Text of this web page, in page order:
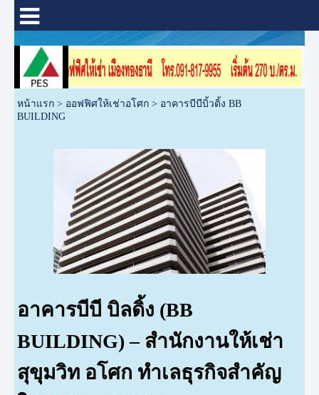
หน้าแรก > ออฟฟิศให้เช่าอโศก > อาคารบีบีบิ้วดิ้ง BB
BUILDING
อาคารบีบี บิลดิ้ง (BB
BUILDING) – สำนักงานให้เช่า
สุขุมวิท อโศก ทำเลธุรกิจสำคัญ